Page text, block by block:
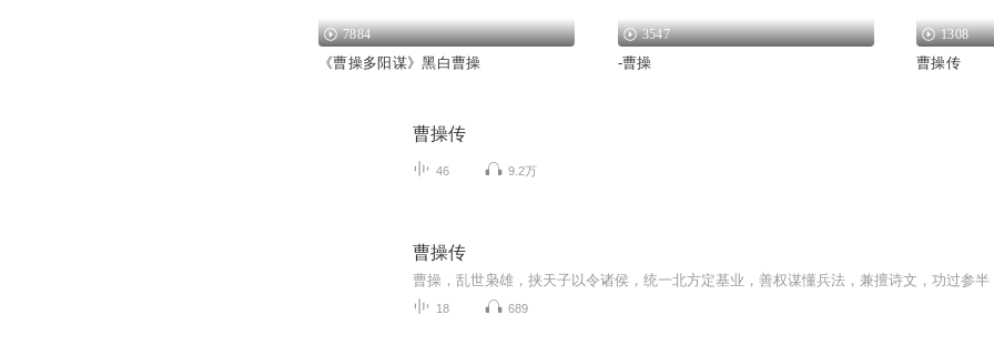
7884
《曹操多阳谋》黑白曹操
3547
-曹操
1308
曹操传
曹操传
46 9.2万
曹操传
18 689